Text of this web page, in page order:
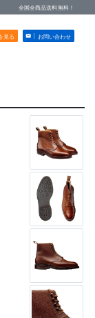
見る お問い合わせ
全国全商品送料無料！